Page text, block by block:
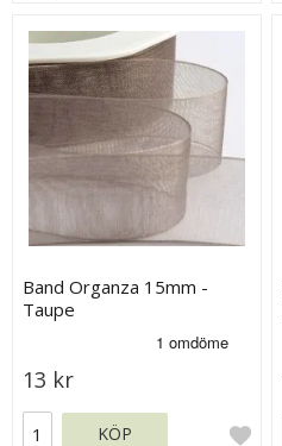
Band Organza 15mm -
Taupe
13 kr
KÖP